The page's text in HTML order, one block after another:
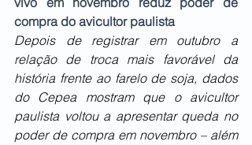
compra do avicultor paulista
Depois de registrar em outubro a
relação de troca mais favorável da
história frente ao farelo de soja, dados
do Cepea mostram que o avicultor
paulista voltou a apresentar queda no
poder de compra em novembro – além